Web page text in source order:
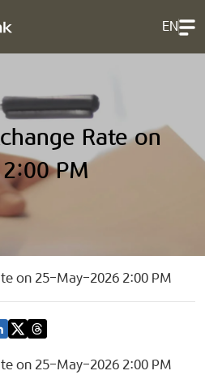
EN
Rate on
PM
on 25-May-2026 2:00 PM
on 25-May-2026 2:00 PM